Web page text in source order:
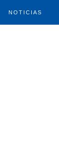
NOTICIAS